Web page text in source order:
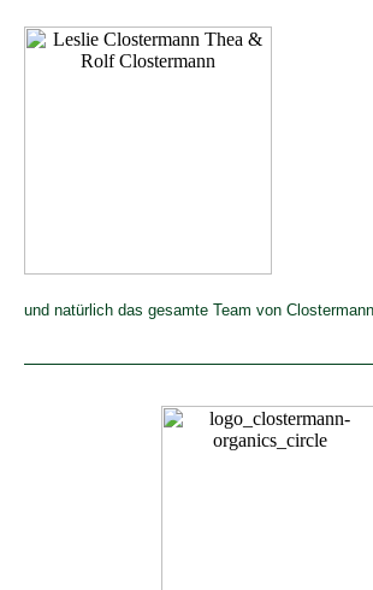
und natürlich das gesamte Team von